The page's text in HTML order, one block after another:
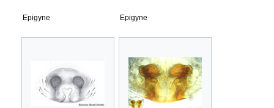
Epigyne Epigyne